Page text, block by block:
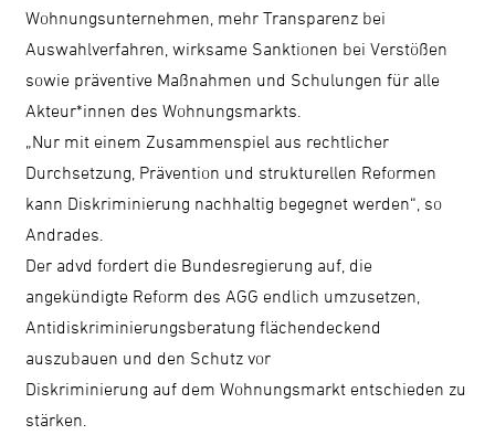
Wohnungsunternehmen, mehr Transparenz bei
Auswahlverfahren, wirksame Sanktionen bei Verstößen
sowie präventive Maßnahmen und Schulungen für alle
Akteur*innen des Wohnungsmarkts.
„Nur mit einem Zusammenspiel aus rechtlicher
Durchsetzung, Prävention und strukturellen Reformen
kann Diskriminierung nachhaltig begegnet werden“, so
Andrades.
Der advd fordert die Bundesregierung auf, die
angekündigte Reform des AGG endlich umzusetzen,
Antidiskriminierungsberatung flächendeckend
auszubauen und den Schutz vor
Diskriminierung auf dem Wohnungsmarkt entschieden zu
stärken.